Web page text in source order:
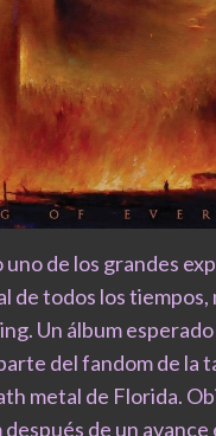
uno de los grandes
de todos los tiempos,
Un álbum
del fandom de la
metal de Florida.
después de un